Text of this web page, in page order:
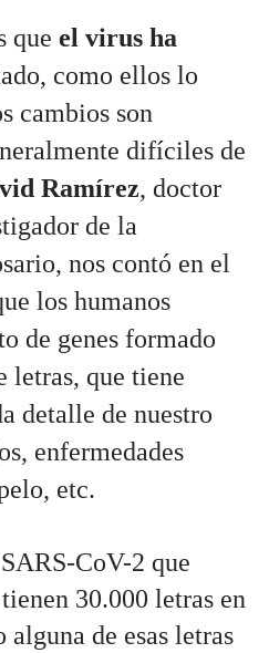
que el virus ha
como ellos lo
cambios son
difíciles de
Ramírez, doctor
de la
nos contó en el
los humanos
de genes formado
letras, que tiene
detalle de nuestro
enfermedades
etc.
CoV-2 que
30.000 letras en
alguna de esas letras